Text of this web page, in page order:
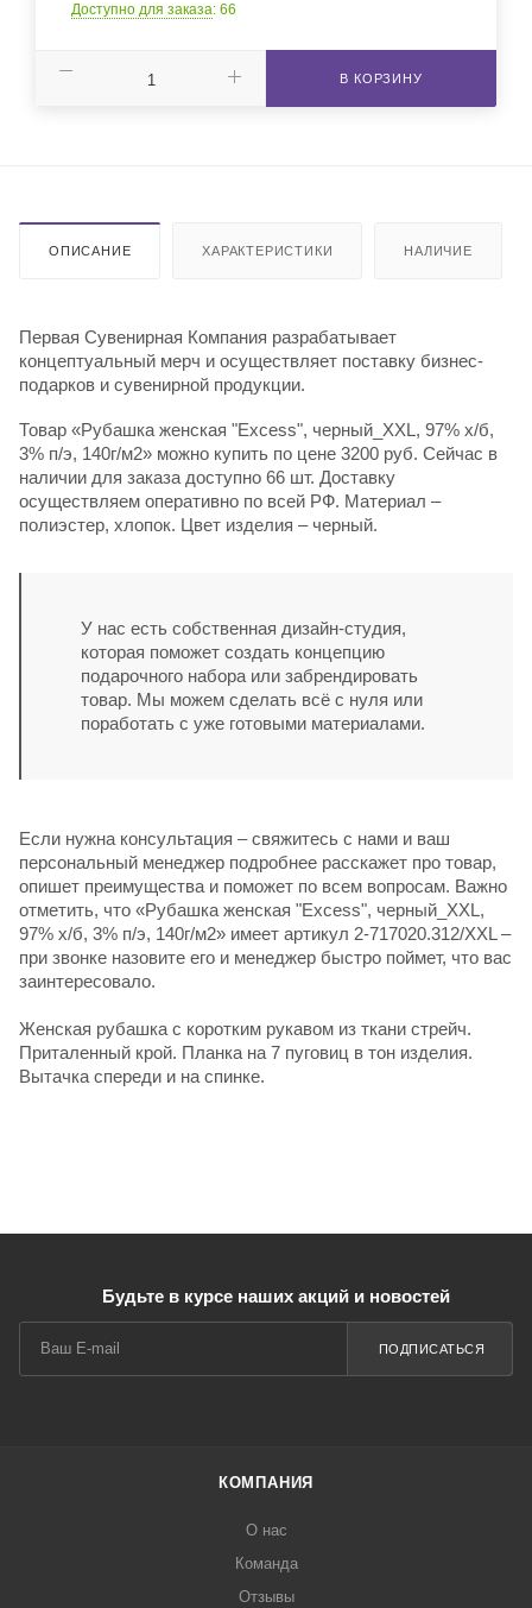
Доступно для заказа: 66
В КОРЗИНУ
ОПИСАНИЕ ХАРАКТЕРИСТИКИ НАЛИЧИЕ
Первая Сувенирная Компания разрабатывает
концептуальный мерч и осуществляет поставку бизнес-
подарков и сувенирной продукции.
Товар «Рубашка женская "Excess", черный_XXL, 97% х/б,
3% п/э, 140г/м2» можно купить по цене 3200 руб. Сейчас в
наличии для заказа доступно 66 шт. Доставку
осуществляем оперативно по всей РФ. Материал –
полиэстер, хлопок. Цвет изделия – черный.
У нас есть собственная дизайн-студия,
которая поможет создать концепцию
подарочного набора или забрендировать
товар. Мы можем сделать всё с нуля или
поработать с уже готовыми материалами.
Если нужна консультация – свяжитесь с нами и ваш
персональный менеджер подробнее расскажет про товар,
опишет преимущества и поможет по всем вопросам. Важно
отметить, что «Рубашка женская "Excess", черный_XXL,
97% х/б, 3% п/э, 140г/м2» имеет артикул 2-717020.312/XXL –
при звонке назовите его и менеджер быстро поймет, что вас
заинтересовало.
Женская рубашка с коротким рукавом из ткани стрейч.
Приталенный крой. Планка на 7 пуговиц в тон изделия.
Вытачка спереди и на спинке.
Будьте в курсе наших акций и новостей
ПОДПИСАТЬСЯ
КОМПАНИЯ
О нас
Команда
Отзывы